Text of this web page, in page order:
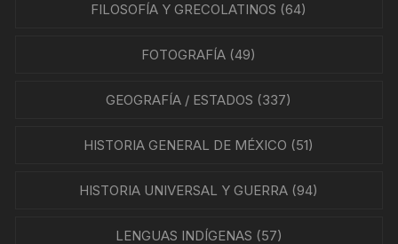
FILOSOFÍA Y GRECOLATINOS (64)
FOTOGRAFÍA (49)
GEOGRAFÍA / ESTADOS (337)
HISTORIA GENERAL DE MÉXICO (51)
HISTORIA UNIVERSAL Y GUERRA (94)
LENGUAS INDÍGENAS (57)